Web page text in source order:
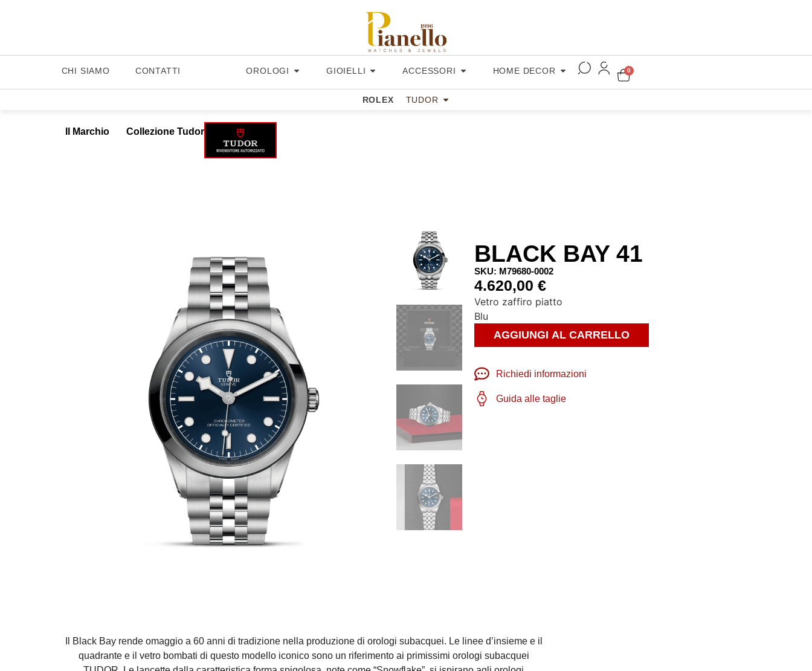
CHI SIAMO CONTATTI OROLOGI GIOIELLI ACCESSORI HOME DECOR 0
ROLEX TUDOR
Il Marchio Collezione Tudor
BLACK BAY 41
SKU: M79680-0002
4.620,00 €
Vetro zaffiro piatto
Blu
AGGIUNGI AL CARRELLO
Richiedi informazioni
Guida alle taglie
Il Black Bay rende omaggio a 60 anni di tradizione nella produzione di orologi subacquei. Le linee d’insieme e il
quadrante e il vetro bombati di questo modello iconico sono un riferimento ai primissimi orologi subacquei